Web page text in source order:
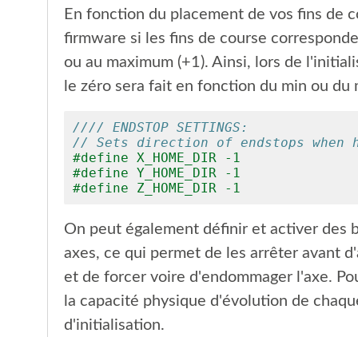
En fonction du placement de vos fins de
firmware si les fins de course
ou au maximum (+1). Ainsi, lors de
le zéro sera fait en fonction du min ou du
//// ENDSTOP SETTINGS:
// Sets direction of endstops when
#define X_HOME_DIR -1
#define Y_HOME_DIR -1
#define Z_HOME_DIR -1
On peut également définir et activer des
axes, ce qui permet de les arrêter avant
et de forcer voire d'endommager l'axe.
la capacité physique d'évolution de
d'initialisation.